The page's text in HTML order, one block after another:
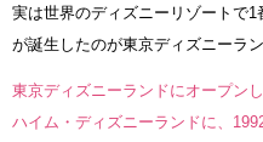
実は世界のディズニーリゾートで
が誕生したのが東京ディズニーラ
東京ディズニーランドにオープン
ハイム・ディズニーランドに、